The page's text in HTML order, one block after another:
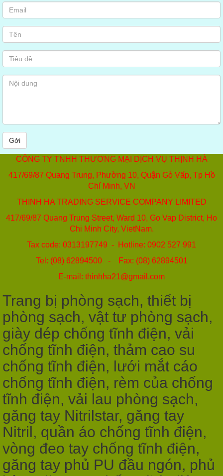
Gởi
CÔNG TY TNHH THƯƠNG MẠI DỊCH VỤ THỊNH HÀ
417/69/87 Quang Trung, Phường 10, Quận Gò Vấp, Tp Hồ
Chí Minh, VN
THINH HA TRADING SERVICE COMPANY LIMITED
417/69/87 Quang Trung Street, Ward 10, Go Vap District, Ho
Chi Minh City, VietNam.
Tax code: 0313197749 - Hotline: 0902 527 991
Tel: (08) 62894500 - Fax: (08) 62894501
E-mail: thinhha21@gmail.com
Trang bị phòng sạch, thiết bị
phòng sạch, vật tư phòng sạch,
giày dép chống tĩnh điện, vải
chống tĩnh điện, thảm cao su
chống tĩnh điện, lưới mắt cáo
chống tĩnh điện, rèm của chống
tĩnh điện, vải lau phòng sạch,
găng tay Nitrilstar, găng tay
Nitril, quần áo chống tĩnh điện,
vòng đeo tay chống tĩnh điện,
găng tay phủ PU đầu ngón, phủ